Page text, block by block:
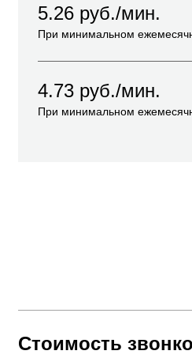
5.26 руб./мин.
При минимальном
4.73 руб./мин.
При минимальном
Стоимость